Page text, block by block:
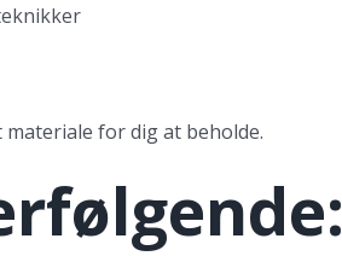
for dig at beholde.